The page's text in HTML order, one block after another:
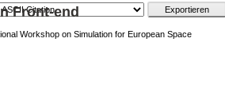
Front-end
Workshop on Simulation for European Space